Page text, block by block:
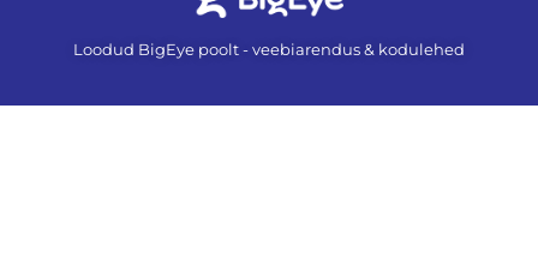
Loodud BigEye poolt - veebiarendus & kodulehed